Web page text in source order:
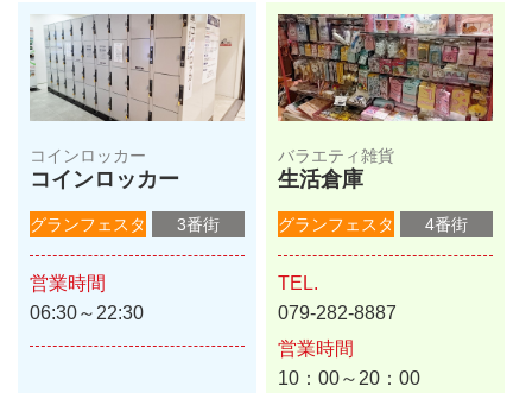
コインロッカー
コインロッカー
グランフェスタ 3番街
営業時間
06:30～22:30
バラエティ雑貨
生活倉庫
グランフェスタ 4番街
TEL.
079-282-8887
営業時間
10：00～20：00